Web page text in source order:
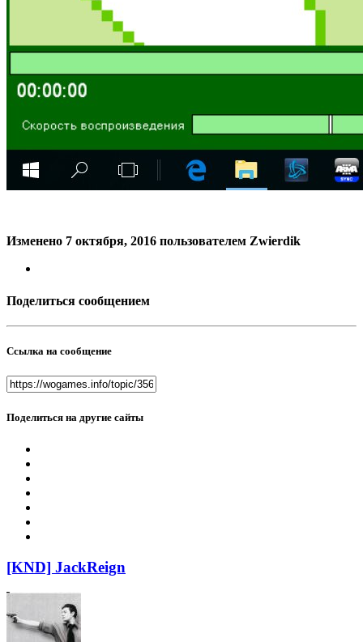
Изменено 7 октября, 2016 пользователем Zwierdik
Поделиться сообщением
Ссылка на сообщение
Поделиться на другие сайты
[KND] JackReign